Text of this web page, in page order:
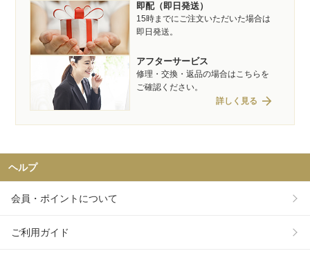
即配（即日発送）
15時までにご注文いただいた場合は
即日発送。
アフターサービス
修理・交換・返品の場合はこちらを
ご確認ください。
詳しく見る arrow_forward
ヘルプ
会員・ポイントについて
ご利用ガイド